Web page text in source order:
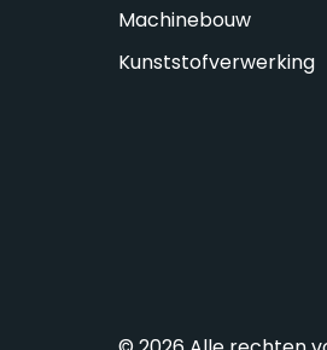
Machinebouw
Kunststofverwerking